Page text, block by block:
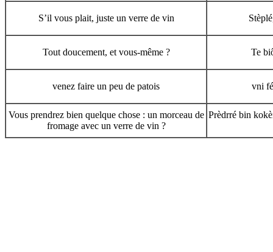
S’il vous plait, juste un verre de vin
Tout doucement, et vous-même ? Te
venez faire un peu de patois vni
Vous prendrez bien quelque chose : un morceau de
fromage avec un verre de vin ?
Prèdrré bin